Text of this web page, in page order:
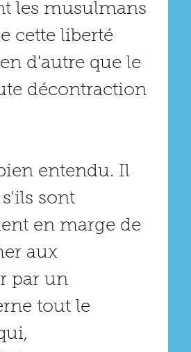
les musulmans
cette liberté
d'autre que le
décontraction
entendu. Il
sont
en marge de
aux
par un
tout le